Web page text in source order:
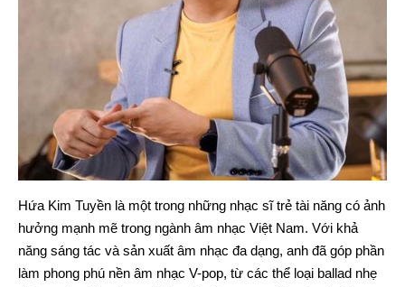
Hứa Kim Tuyền là một trong những nhạc sĩ trẻ tài năng có ảnh
hưởng mạnh mẽ trong ngành âm nhạc Việt Nam. Với khả
năng sáng tác và sản xuất âm nhạc đa dạng, anh đã góp phần
làm phong phú nền âm nhạc V-pop, từ các thể loại ballad nhẹ